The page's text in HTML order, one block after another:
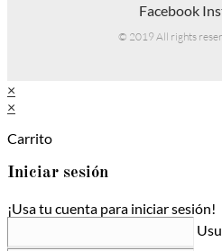
Facebook
© 2019 All rights
×
×
Carrito
Iniciar sesión
¡Usa tu cuenta para iniciar sesión!